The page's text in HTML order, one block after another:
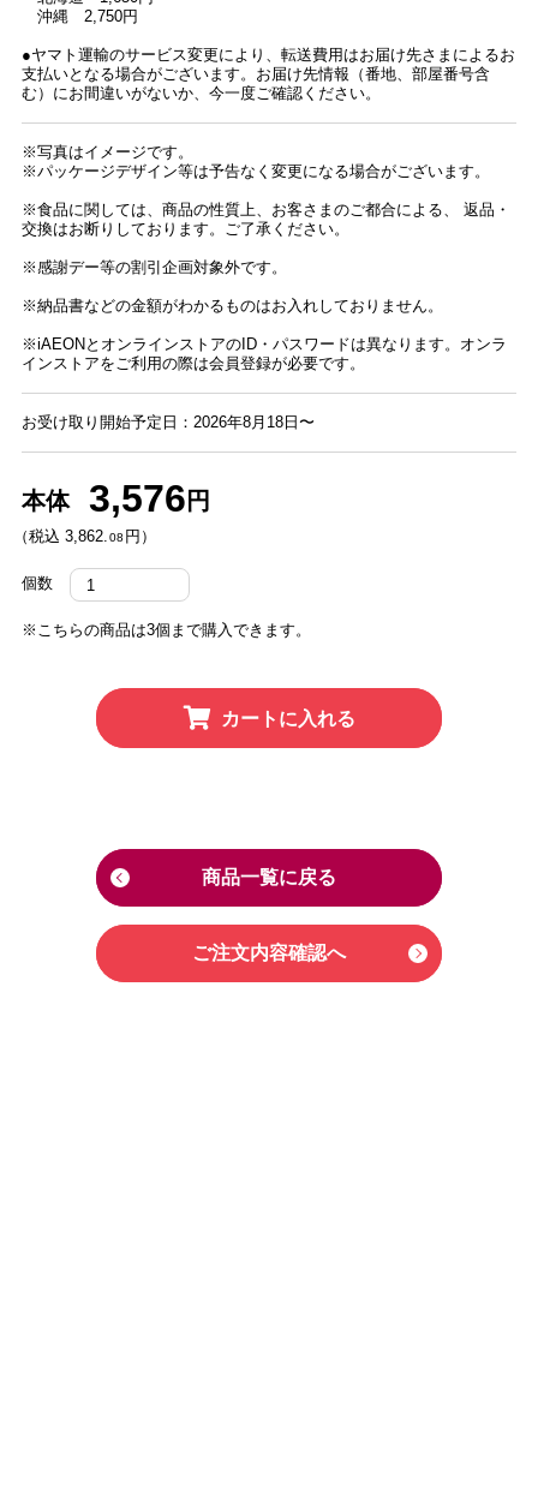
沖縄 2,750円
●ヤマト運輸のサービス変更により、転送費用はお届け先さまによるお
支払いとなる場合がございます。お届け先情報（番地、部屋番号含
む）にお間違いがないか、今一度ご確認ください。
※写真はイメージです。
※パッケージデザイン等は予告なく変更になる場合がございます。
※食品に関しては、商品の性質上、お客さまのご都合による、 返品・
交換はお断りしております。ご了承ください。
※感謝デー等の割引企画対象外です。
※納品書などの金額がわかるものはお入れしておりません。
※iAEONとオンラインストアのID・パスワードは異なります。オンラ
インストアをご利用の際は会員登録が必要です。
お受け取り開始予定日：2026年8月18日〜
本体 3,576 円
（税込 3,862. 08 円）
個数
※こちらの商品は3個まで購入できます。
カートに入れる
商品一覧に戻る
ご注文内容確認へ